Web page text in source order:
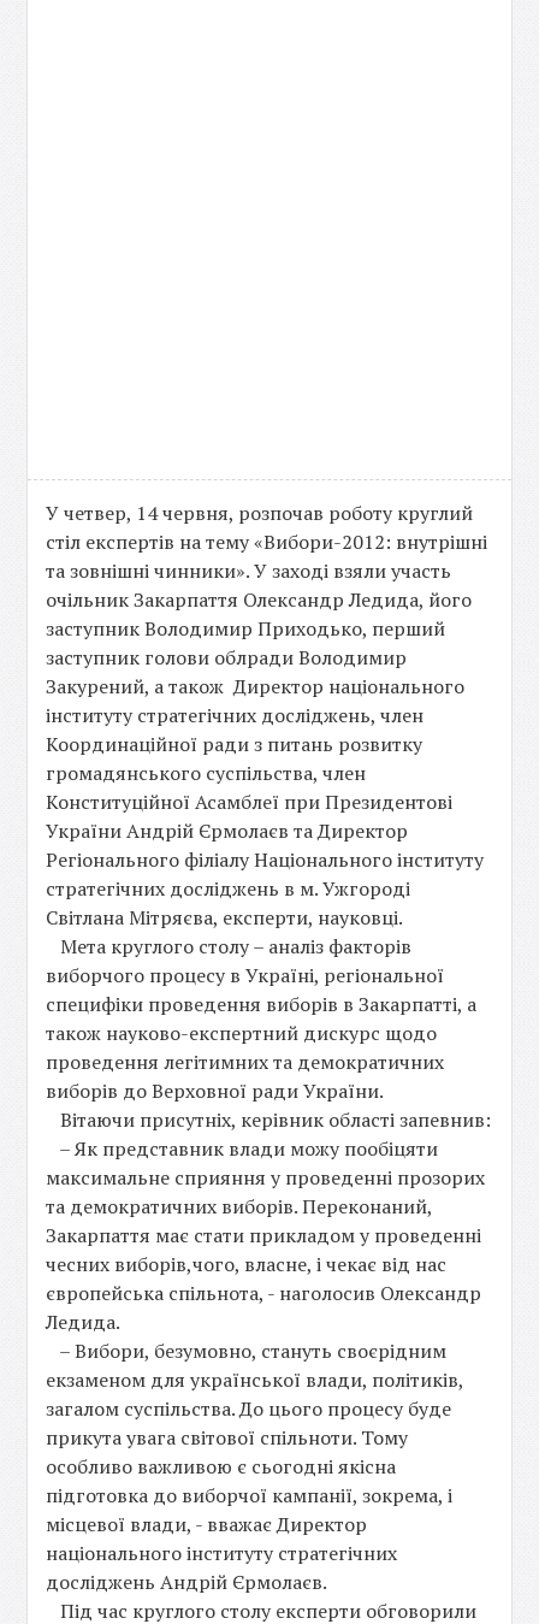
У четвер, 14 червня, розпочав роботу круглий
стіл експертів на тему «Вибори-2012: внутрішні
та зовнішні чинники». У заході взяли участь
очільник Закарпаття Олександр Ледида, його
заступник Володимир Приходько, перший
заступник голови облради Володимир
Закурений, а також Директор національного
інституту стратегічних досліджень, член
Координаційної ради з питань розвитку
громадянського суспільства, член
Конституційної Асамблеї при Президентові
України Андрій Єрмолаєв та Директор
Регіонального філіалу Національного інституту
стратегічних досліджень в м. Ужгороді
Світлана Мітряєва, експерти, науковці.
Мета круглого столу – аналіз факторів
виборчого процесу в Україні, регіональної
специфіки проведення виборів в Закарпатті, а
також науково-експертний дискурс щодо
проведення легітимних та демократичних
виборів до Верховної ради України.
Вітаючи присутніх, керівник області запевнив:
– Як представник влади можу пообіцяти
максимальне сприяння у проведенні прозорих
та демократичних виборів. Переконаний,
Закарпаття має стати прикладом у проведенні
чесних виборів,чого, власне, і чекає від нас
європейська спільнота, - наголосив Олександр
Ледида.
– Вибори, безумовно, стануть своєрідним
екзаменом для української влади, політиків,
загалом суспільства. До цього процесу буде
прикута увага світової спільноти. Тому
особливо важливою є сьогодні якісна
підготовка до виборчої кампанії, зокрема, і
місцевої влади, - вважає Директор
національного інституту стратегічних
досліджень Андрій Єрмолаєв.
Під час круглого столу експерти обговорили